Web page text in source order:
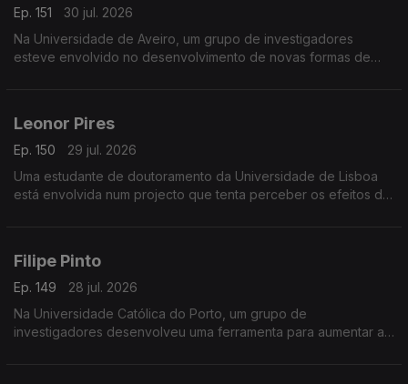
Ep. 151
30 jul. 2026
Na Universidade de Aveiro, um grupo de investigadores
esteve envolvido no desenvolvimento de novas formas de
Leonor Pires
Ep. 150
29 jul. 2026
Uma estudante de doutoramento da Universidade de Lisboa
está envolvida num projecto que tenta perceber os efeitos da
Filipe Pinto
Ep. 149
28 jul. 2026
Na Universidade Católica do Porto, um grupo de
investigadores desenvolveu uma ferramenta para aumentar a